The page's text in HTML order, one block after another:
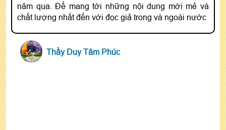
năm qua. Để mang tới những nội dung mới mẻ và
chất lượng nhất đến với đọc giả trong và ngoài nước
Thầy Duy Tâm Phúc